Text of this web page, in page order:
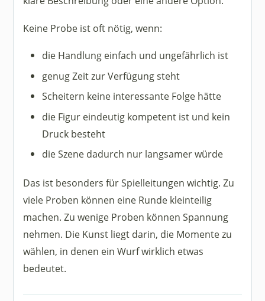
Keine Probe ist oft nötig, wenn:
die Handlung einfach und ungefährlich ist
genug Zeit zur Verfügung steht
Scheitern keine interessante Folge hätte
die Figur eindeutig kompetent ist und kein
Druck besteht
die Szene dadurch nur langsamer würde
Das ist besonders für Spielleitungen wichtig. Zu
viele Proben können eine Runde kleinteilig
machen. Zu wenige Proben können Spannung
nehmen. Die Kunst liegt darin, die Momente zu
wählen, in denen ein Wurf wirklich etwas
bedeutet.